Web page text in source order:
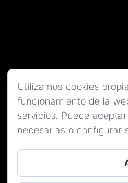
Utilizamos cookies
funcionamiento de la
servicios. Puede
necesarias o configurar